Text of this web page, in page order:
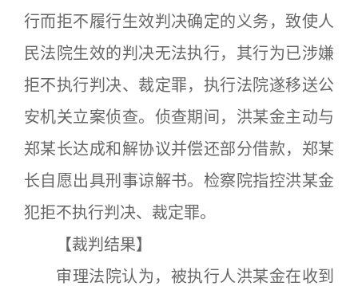
行而拒不履行生效判决确定的义务，致使人
民法院生效的判决无法执行，其行为已涉嫌
拒不执行判决、裁定罪，执行法院遂移送公
安机关立案侦查。侦查期间，洪某金主动与
郑某长达成和解协议并偿还部分借款，郑某
长自愿出具刑事谅解书。检察院指控洪某金
犯拒不执行判决、裁定罪。
【裁判结果】
审理法院认为，被执行人洪某金在收到